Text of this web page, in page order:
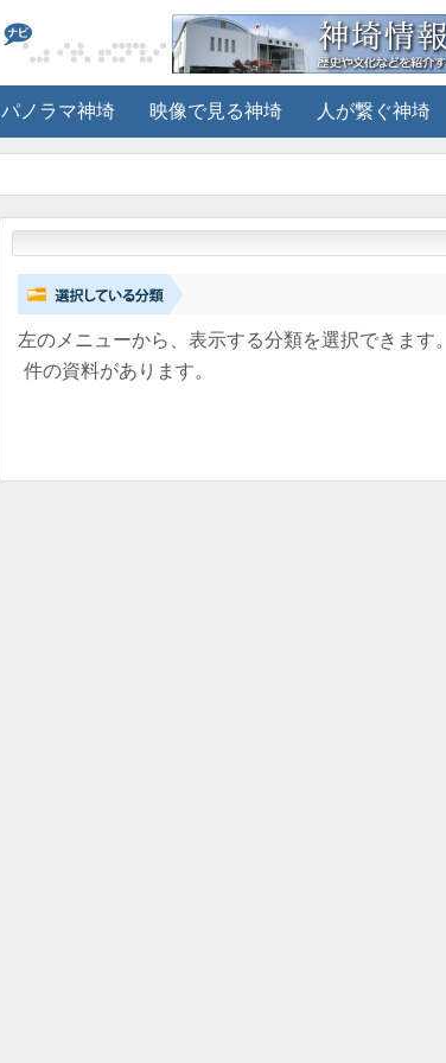
パノラマ神埼 映像で見る神埼 人が繋ぐ神埼
左のメニューから、表示する分類を選択できます。
件の資料があります。